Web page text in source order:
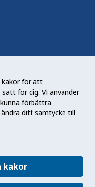
kakor för att
för dig. Vi använder
förbättra
ditt samtycke till
kakor
är en nationell
för en bättre
genom att
och skydda mot
som stärker